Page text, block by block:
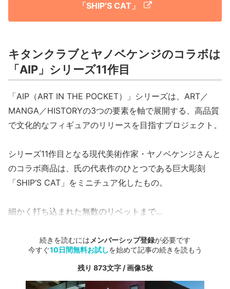
「SHIP‘S CAT」
キタンクラブとヤノベケンジのコラボは
「AIP」シリーズ11作目
「AIP（ART IN THE POCKET）」シリーズは、ART／
MANGA／HISTORYの3つの要素を軸で展開する、高品質
で文化的なフィギュアのリリースを目指すプロジェクト。
シリーズ11作目となる現代美術作家・ヤノベケンジさんと
のコラボ商品は、氏の代表作のひとつである巨大彫刻
「SHIP‘S CAT」をミニチュア化したもの。
細かく打ち込まれた無数のリベットまで...
続きを読むには メンバーシップ登録が必要です
今すぐ10日間無料お試しを始めて記事の続きを読もう
残り 873文字 / 画像5枚